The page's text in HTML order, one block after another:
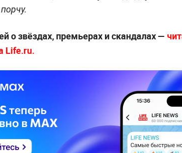
о звёздах, премьерах и скандалах —
Life.ru.